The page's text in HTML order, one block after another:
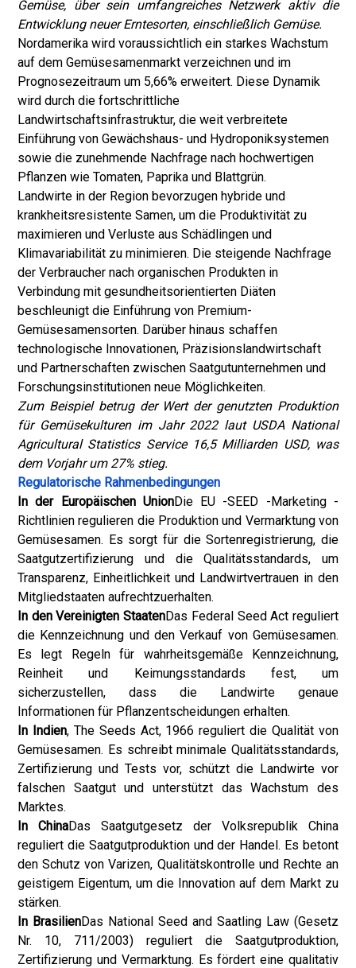
Gemüse, über sein umfangreiches Netzwerk aktiv die
Entwicklung neuer Erntesorten, einschließlich Gemüse.
Nordamerika wird voraussichtlich ein starkes Wachstum
auf dem Gemüsesamenmarkt verzeichnen und im
Prognosezeitraum um 5,66% erweitert. Diese Dynamik
wird durch die fortschrittliche
Landwirtschaftsinfrastruktur, die weit verbreitete
Einführung von Gewächshaus- und Hydroponiksystemen
sowie die zunehmende Nachfrage nach hochwertigen
Pflanzen wie Tomaten, Paprika und Blattgrün.
Landwirte in der Region bevorzugen hybride und
krankheitsresistente Samen, um die Produktivität zu
maximieren und Verluste aus Schädlingen und
Klimavariabilität zu minimieren. Die steigende Nachfrage
der Verbraucher nach organischen Produkten in
Verbindung mit gesundheitsorientierten Diäten
beschleunigt die Einführung von Premium-
Gemüsesamensorten. Darüber hinaus schaffen
technologische Innovationen, Präzisionslandwirtschaft
und Partnerschaften zwischen Saatgutunternehmen und
Forschungsinstitutionen neue Möglichkeiten.
Zum Beispiel betrug der Wert der genutzten Produktion
für Gemüsekulturen im Jahr 2022 laut USDA National
Agricultural Statistics Service 16,5 Milliarden USD, was
dem Vorjahr um 27% stieg.
Regulatorische Rahmenbedingungen
In der Europäischen UnionDie EU -SEED -Marketing -
Richtlinien regulieren die Produktion und Vermarktung von
Gemüsesamen. Es sorgt für die Sortenregistrierung, die
Saatgutzertifizierung und die Qualitätsstandards, um
Transparenz, Einheitlichkeit und Landwirtvertrauen in den
Mitgliedstaaten aufrechtzuerhalten.
In den Vereinigten StaatenDas Federal Seed Act reguliert
die Kennzeichnung und den Verkauf von Gemüsesamen.
Es legt Regeln für wahrheitsgemäße Kennzeichnung,
Reinheit und Keimungsstandards fest, um
sicherzustellen, dass die Landwirte genaue
Informationen für Pflanzentscheidungen erhalten.
In Indien, The Seeds Act, 1966 reguliert die Qualität von
Gemüsesamen. Es schreibt minimale Qualitätsstandards,
Zertifizierung und Tests vor, schützt die Landwirte vor
falschen Saatgut und unterstützt das Wachstum des
Marktes.
In ChinaDas Saatgutgesetz der Volksrepublik China
reguliert die Saatgutproduktion und der Handel. Es betont
den Schutz von Varizen, Qualitätskontrolle und Rechte an
geistigem Eigentum, um die Innovation auf dem Markt zu
stärken.
In BrasilienDas National Seed and Saatling Law (Gesetz
Nr. 10, 711/2003) reguliert die Saatgutproduktion,
Zertifizierung und Vermarktung. Es fördert eine qualitativ